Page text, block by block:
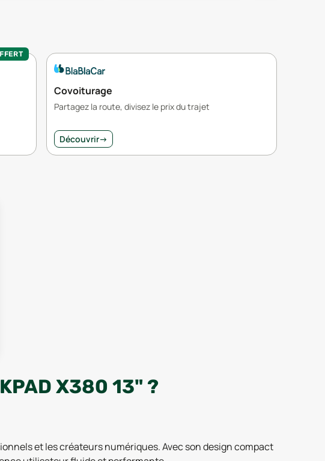
Covoiturage
Partagez la route, divisez le prix du trajet
Découvrir→
X380 13" ?
et les créateurs numériques. Avec son design compact